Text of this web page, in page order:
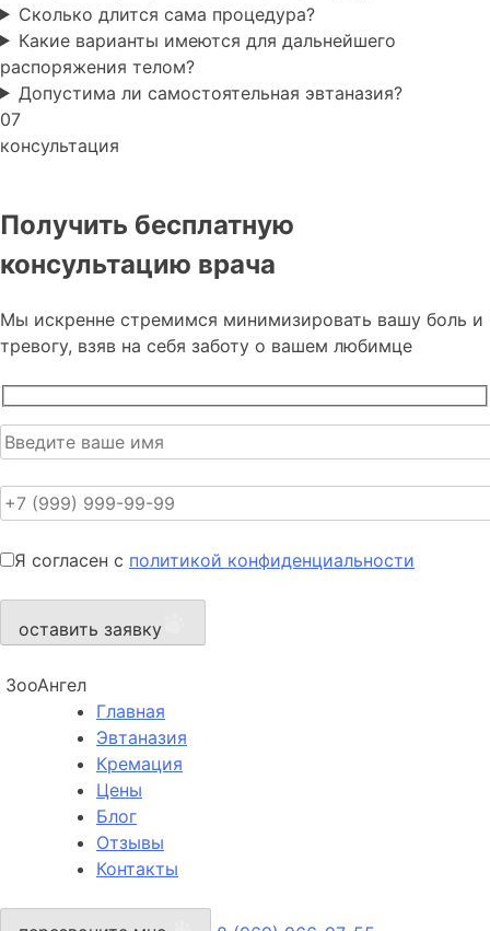
Сколько длится сама процедура?
Какие варианты имеются для дальнейшего
распоряжения телом?
Допустима ли самостоятельная эвтаназия?
07
консультация
Получить бесплатную
консультацию врача
Мы искренне стремимся минимизировать вашу боль и
тревогу, взяв на себя заботу о вашем любимце
Я согласен с политикой конфиденциальности
оставить заявку
ЗооАнгел
Главная
Эвтаназия
Кремация
Цены
Блог
Отзывы
Контакты